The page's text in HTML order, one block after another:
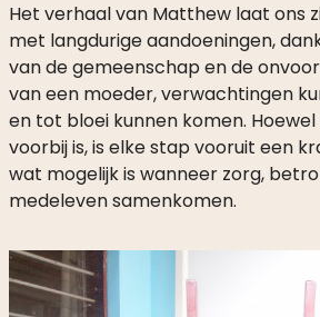
Het verhaal van Matthew laat ons
met langdurige aandoeningen,
van de gemeenschap en de
van een moeder, verwachtingen
en tot bloei kunnen komen. Hoewel
voorbij is, is elke stap vooruit een
wat mogelijk is wanneer zorg,
medeleven samenkomen.